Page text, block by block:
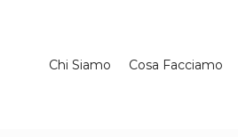
Chi Siamo Cosa Facciamo